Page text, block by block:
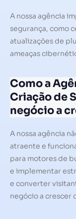
A nossa agência
segurança, como
atualizações de
ameaças
Como a
Criação de
negócio a
A nossa agência
atraente e
para motores de
e implementar
e converter
negócio a crescer